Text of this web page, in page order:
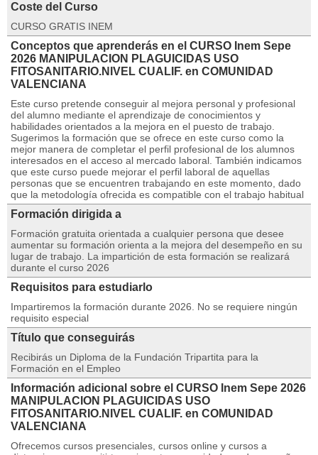
Coste del Curso
CURSO GRATIS INEM
Conceptos que aprenderás en el CURSO Inem Sepe
2026 MANIPULACION PLAGUICIDAS USO
FITOSANITARIO.NIVEL CUALIF. en COMUNIDAD
VALENCIANA
Este curso pretende conseguir al mejora personal y profesional
del alumno mediante el aprendizaje de conocimientos y
habilidades orientados a la mejora en el puesto de trabajo.
Sugerimos la formación que se ofrece en este curso como la
mejor manera de completar el perfil profesional de los alumnos
interesados en el acceso al mercado laboral. También indicamos
que este curso puede mejorar el perfil laboral de aquellas
personas que se encuentren trabajando en este momento, dado
que la metodología ofrecida es compatible con el trabajo habitual
Formación dirigida a
Formación gratuita orientada a cualquier persona que desee
aumentar su formación orienta a la mejora del desempeño en su
lugar de trabajo. La impartición de esta formación se realizará
durante el curso 2026
Requisitos para estudiarlo
Impartiremos la formación durante 2026. No se requiere ningún
requisito especial
Título que conseguirás
Recibirás un Diploma de la Fundación Tripartita para la
Formación en el Empleo
Información adicional sobre el CURSO Inem Sepe 2026
MANIPULACION PLAGUICIDAS USO
FITOSANITARIO.NIVEL CUALIF. en COMUNIDAD
VALENCIANA
Ofrecemos cursos presenciales, cursos online y cursos a